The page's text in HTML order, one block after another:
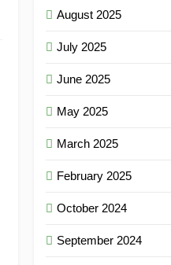
August 2025
July 2025
June 2025
May 2025
March 2025
February 2025
October 2024
September 2024